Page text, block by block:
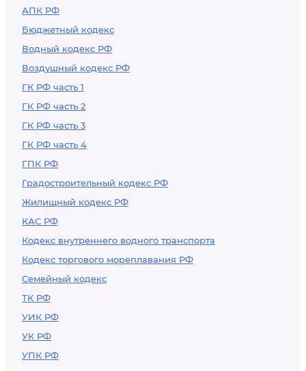
АПК РФ
Бюджетный кодекс
Водный кодекс РФ
Воздушный кодекс РФ
ГК РФ часть 1
ГК РФ часть 2
ГК РФ часть 3
ГК РФ часть 4
ГПК РФ
Градостроительный кодекс РФ
Жилищный кодекс РФ
КАС РФ
Кодекс внутреннего водного транспорта
Кодекс торгового мореплавания РФ
Семейный кодекс
ТК РФ
УИК РФ
УК РФ
УПК РФ